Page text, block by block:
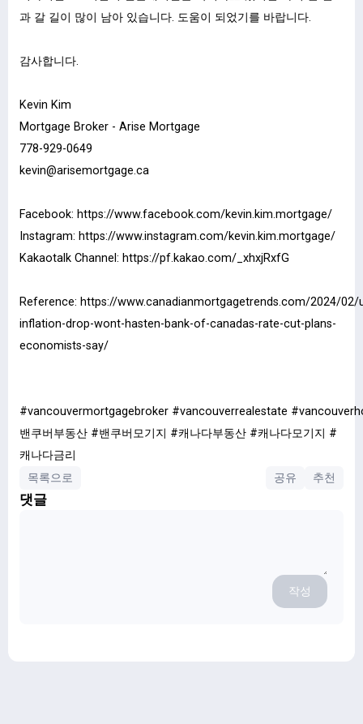
과 갈 길이 많이 남아 있습니다. 도움이 되었기를 바랍니다.
감사합니다.
Kevin Kim
Mortgage Broker - Arise Mortgage
778-929-0649
kevin@arisemortgage.ca
Facebook: https://www.facebook.com/kevin.kim.mortgage/
Instagram: https://www.instagram.com/kevin.kim.mortgage/
Kakaotalk Channel: https://pf.kakao.com/_xhxjRxfG
Reference: https://www.canadianmortgagetrends.com/2024/02/
inflation-drop-wont-hasten-bank-of-canadas-rate-cut-plans-
economists-say/
#vancouvermortgagebroker #vancouverrealestate
밴쿠버부동산 #밴쿠버모기지 #캐나다부동산 #캐나다모기지 #
캐나다금리
목록으로
공유 추천
댓글
작성